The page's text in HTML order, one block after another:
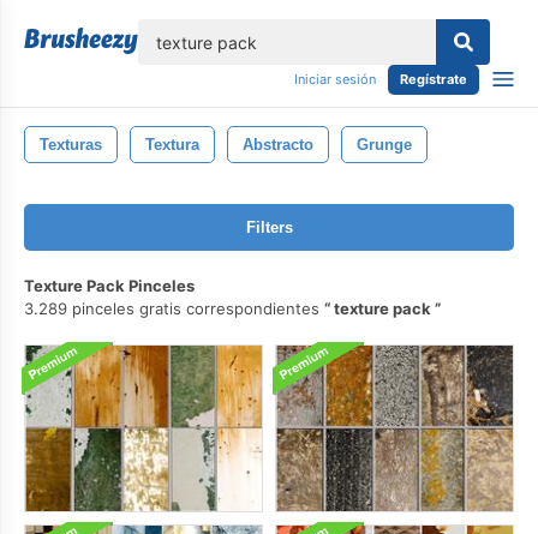
Iniciar sesión Regístrate
Texturas Textura Abstracto Grunge
Filters
Texture Pack Pinceles
3.289 pinceles gratis correspondientes
texture pack